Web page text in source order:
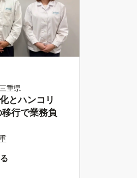
三重県
とハンコリ
行で業務負